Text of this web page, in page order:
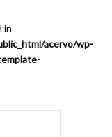
in
acervo/wp-